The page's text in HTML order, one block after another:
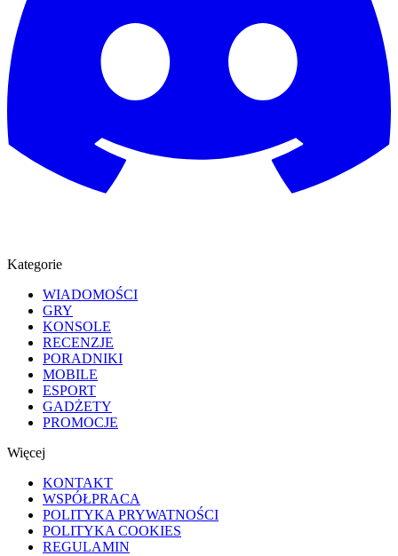
Kategorie
WIADOMOŚCI
GRY
KONSOLE
RECENZJE
PORADNIKI
MOBILE
ESPORT
GADŻETY
PROMOCJE
Więcej
KONTAKT
WSPÓŁPRACA
POLITYKA PRYWATNOŚCI
POLITYKA COOKIES
REGULAMIN